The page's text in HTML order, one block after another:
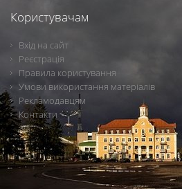
Користувачам
Вхід на сайт
Реєстрація
Правила користування
Умови використання матеріалів
Рекламодавцям
Контакти